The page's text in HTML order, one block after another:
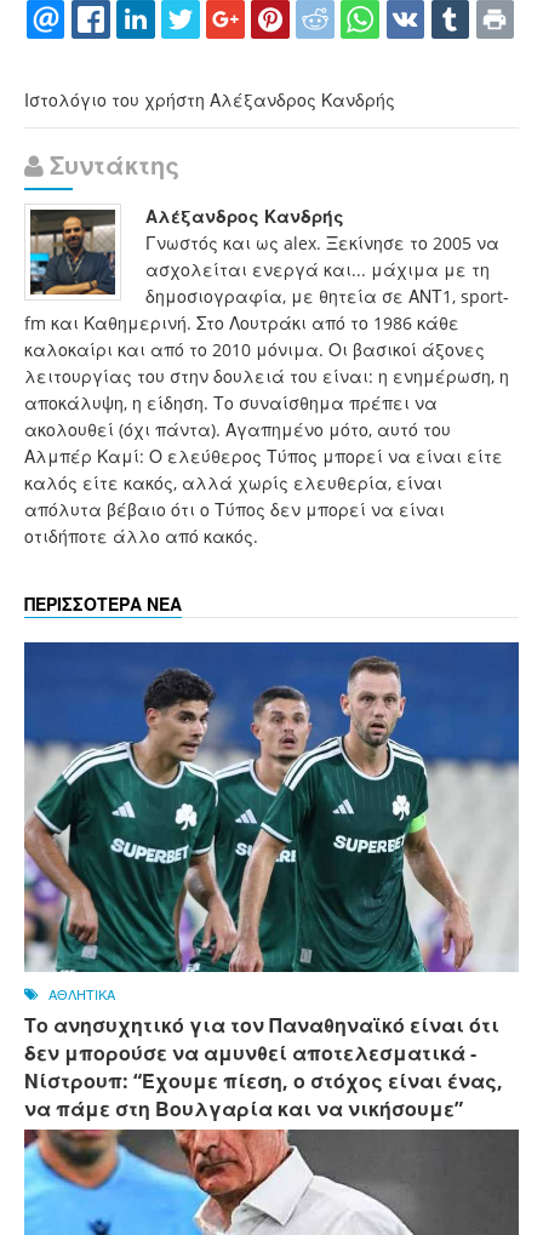
Ιστολόγιο του χρήστη Αλέξανδρος Κανδρής
Συντάκτης
Αλέξανδρος Κανδρής
Γνωστός και ως alex. Ξεκίνησε το 2005 να
ασχολείται ενεργά και... μάχιμα με τη
δημοσιογραφία, με θητεία σε ΑΝΤ1, sport-
fm και Καθημερινή. Στο Λουτράκι από το 1986 κάθε
καλοκαίρι και από το 2010 μόνιμα. Οι βασικοί άξονες
λειτουργίας του στην δουλειά του είναι: η ενημέρωση, η
αποκάλυψη, η είδηση. Το συναίσθημα πρέπει να
ακολουθεί (όχι πάντα). Αγαπημένο μότο, αυτό του
Αλμπέρ Καμί: Ο ελεύθερος Τύπος μπορεί να είναι είτε
καλός είτε κακός, αλλά χωρίς ελευθερία, είναι
απόλυτα βέβαιο ότι ο Τύπος δεν μπορεί να είναι
οτιδήποτε άλλο από κακός.
ΠΕΡΙΣΣΟΤΕΡΑ ΝΕΑ
ΑΘΛΗΤΙΚΑ
Το ανησυχητικό για τον Παναθηναϊκό είναι ότι
δεν μπορούσε να αμυνθεί αποτελεσματικά -
Νίστρουπ: “Έχουμε πίεση, ο στόχος είναι ένας,
να πάμε στη Βουλγαρία και να νικήσουμε”